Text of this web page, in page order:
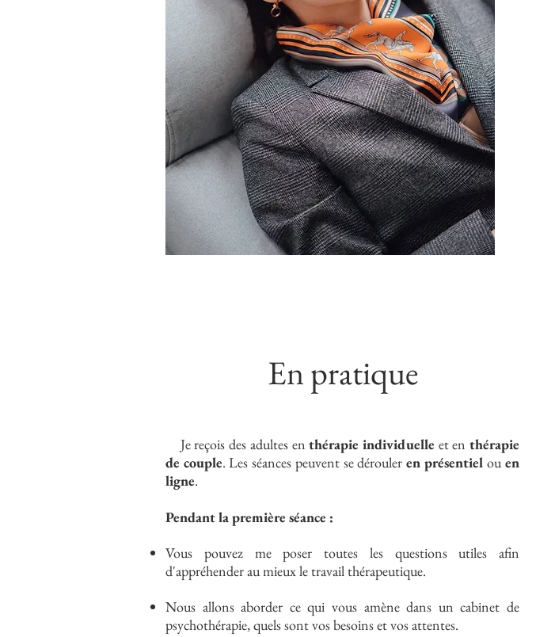
En pratique
Je reçois des adultes enthérapie individuelle et enthérapie
de couple. Les séances peuvent se dérouler en présentielouen
ligne.
Pendant la première séance :
Vous pouvez me poser toutes les questions utiles afin
d'appréhender au mieux le travail thérapeutique.
Nous allons aborder ce qui vous amène dans un cabinet de
psychothérapie, quels sont vos besoins et vos attentes.